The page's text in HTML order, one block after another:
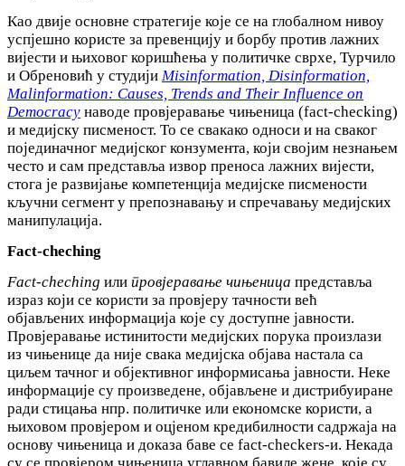
Као двије основне стратегије које се на глобалном нивоу
успјешно користе за превенцију и борбу против лажних
вијести и њиховог коришћења у политичке сврхе, Турчило
и Обреновић у студији Misinformation, Disinformation,
Malinformation: Causes, Trends and Their Influence on
Democracy наводе провјеравање чињеница (fact-checking)
и медијску писменост. То се свакако односи и на сваког
појединачног медијског конзумента, који својим незнањем
често и сам представља извор преноса лажних вијести,
стога је развијање компетенција медијске писмености
кључни сегмент у препознавању и спречавању медијских
манипулација.
Fact-cheching
Fact-cheching или провјеравање чињеница представља
израз који се користи за провјеру тачности већ
објављених информација које су доступне јавности.
Провјеравање истинитости медијских порука произлази
из чињенице да није свака медијска објава настала са
циљем тачног и објективног информисања јавности. Неке
информације су произведене, објављене и дистрибуиране
ради стицања нпр. политичке или економске користи, а
њиховом провјером и оцјеном кредибилности садржаја на
основу чињеница и доказа баве се fact-checkers-и. Некада